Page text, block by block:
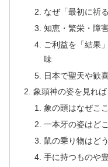
なぜ「最初に祈
知恵・繁栄・障
ご利益を「結果
味
日本で聖天や歓
象頭神の姿を見れ
象の頭はなぜこ
一本牙の姿はど
鼠の乗り物はど
手に持つものや